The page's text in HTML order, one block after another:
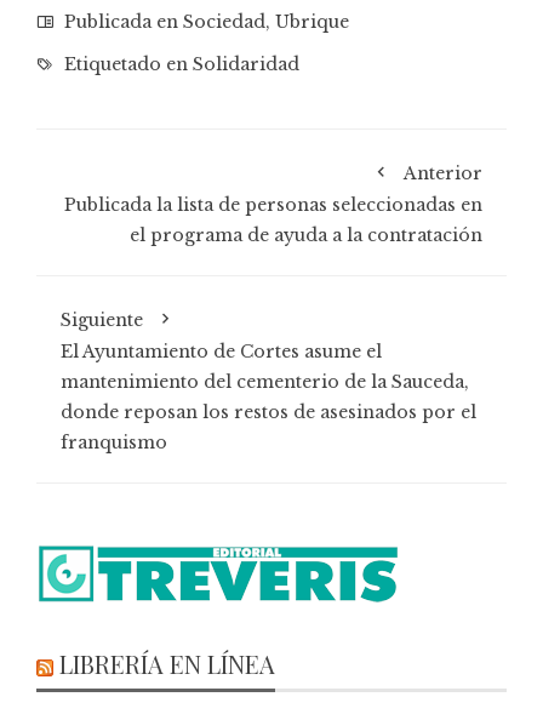
Publicada en Sociedad, Ubrique
Etiquetado en Solidaridad
Anterior
Publicada la lista de personas seleccionadas en
el programa de ayuda a la contratación
Siguiente
El Ayuntamiento de Cortes asume el
mantenimiento del cementerio de la Sauceda,
donde reposan los restos de asesinados por el
franquismo
LIBRERÍA EN LÍNEA